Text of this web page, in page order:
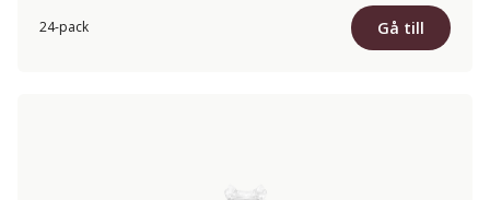
24-pack Gå till